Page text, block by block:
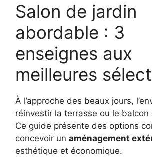
Salon de jardin
abordable : 3
enseignes aux
meilleures
À l’approche des beaux jours,
réinvestir la terrasse ou le balcon
Ce guide présente des options
concevoir un aménagement
esthétique et économique.